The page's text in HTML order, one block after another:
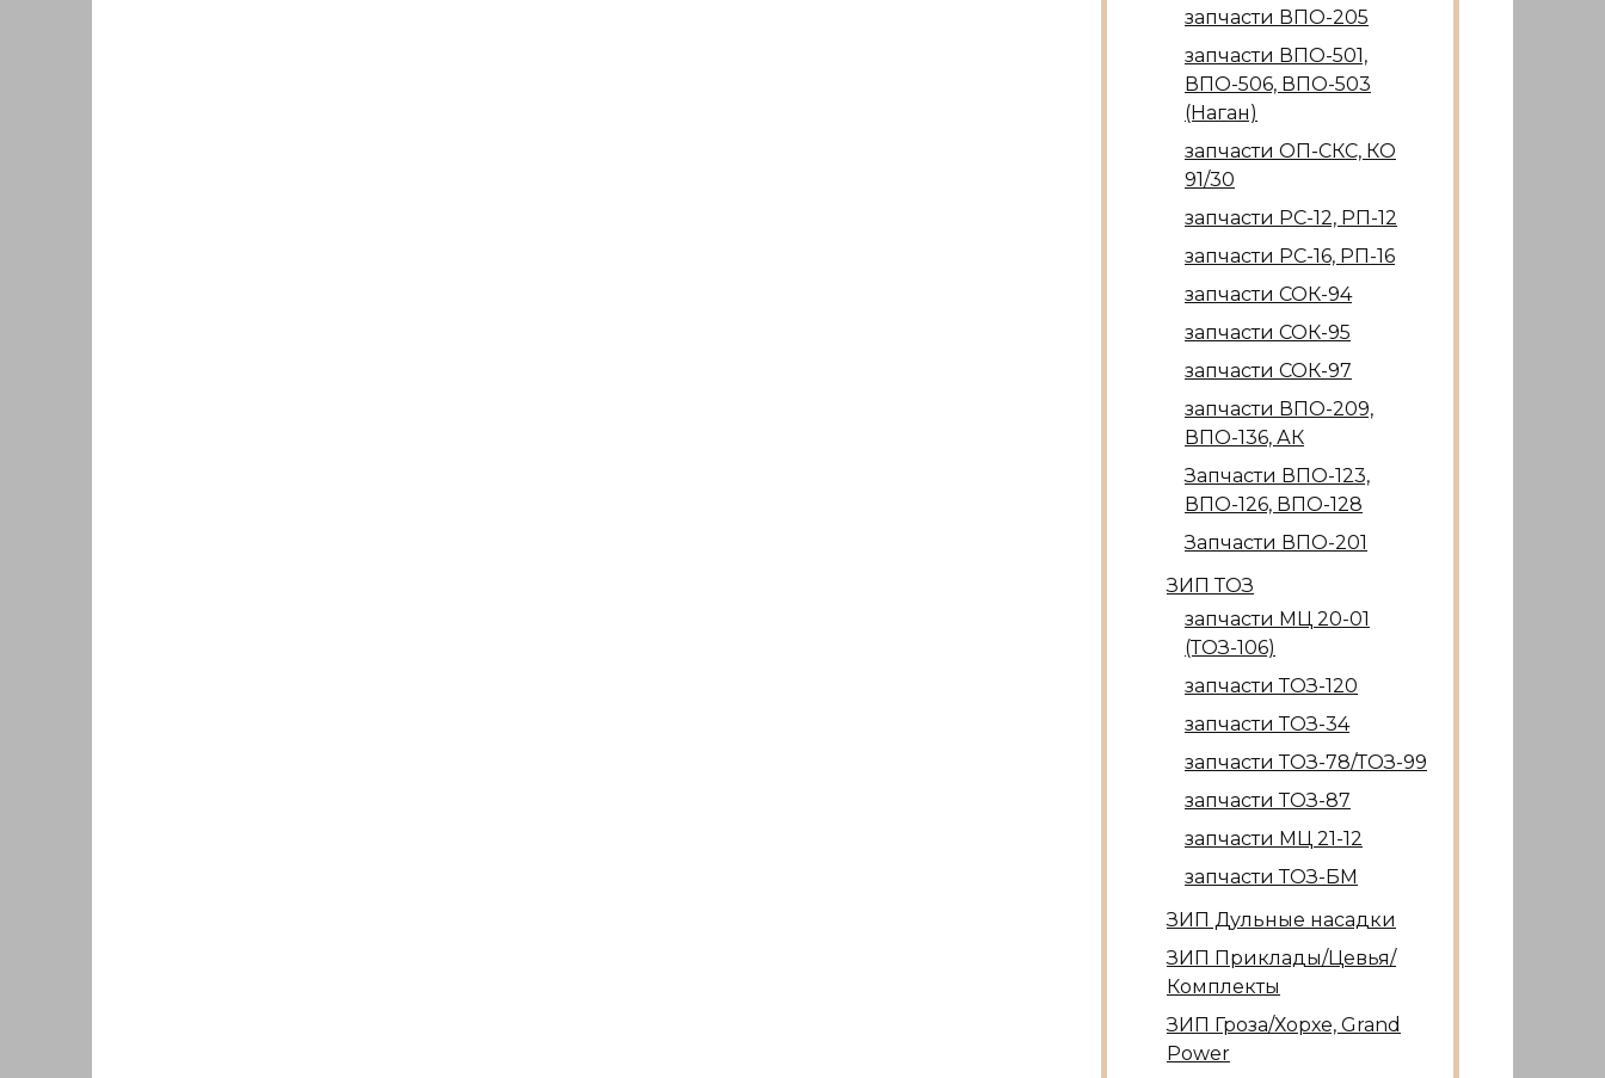
запчасти ВПО-205
запчасти ВПО-501,
ВПО-506, ВПО-503
(Наган)
запчасти ОП-СКС, КО
91/30
запчасти РС-12, РП-12
запчасти РС-16, РП-16
запчасти СОК-94
запчасти СОК-95
запчасти СОК-97
запчасти ВПО-209,
ВПО-136, АК
Запчасти ВПО-123,
ВПО-126, ВПО-128
Запчасти ВПО-201
ЗИП ТОЗ
запчасти МЦ 20-01
(ТОЗ-106)
запчасти ТОЗ-120
запчасти ТОЗ-34
запчасти ТОЗ-78/ТОЗ-99
запчасти ТОЗ-87
запчасти МЦ 21-12
запчасти ТОЗ-БМ
ЗИП Дульные насадки
ЗИП Приклады/Цевья/
Комплекты
ЗИП Гроза/Хорхе, Grand
Power